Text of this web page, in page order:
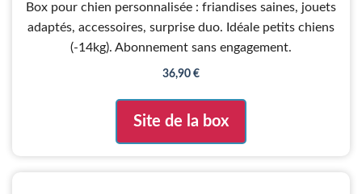
s
r
Box pour chien personnalisée : friandises saines, jouets
adaptés, accessoires, surprise duo. Idéale petits chiens
(-14kg). Abonnement sans engagement.
36,90 €
Site de la box